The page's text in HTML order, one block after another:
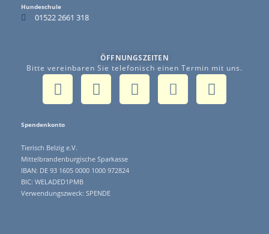
Hundeschule
01522 2661 318
ÖFFNUNGSZEITEN
Bitte vereinbaren Sie telefonisch einen Termin mit uns.
Spendenkonto
Tierisch Belzig e.V.
Mittelbrandenburgische Sparkasse
IBAN: DE 93 1605 0000 1000 972824
BIC: WELADED1PMB
Verwendungszweck: SPENDE